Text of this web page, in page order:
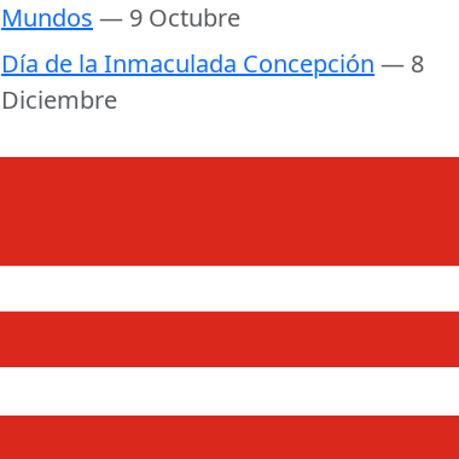
Mundos — 9 Octubre
Día de la Inmaculada Concepción — 8
Diciembre